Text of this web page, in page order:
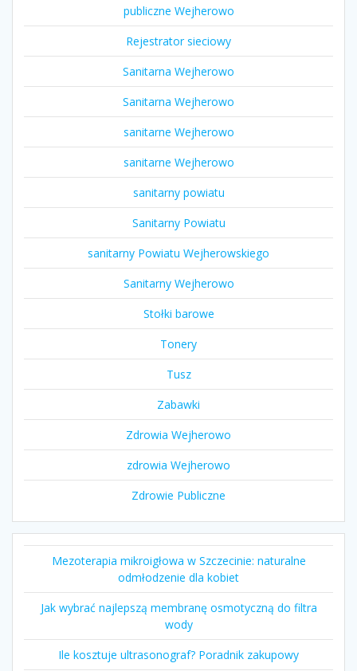
publiczne Wejherowo
Rejestrator sieciowy
Sanitarna Wejherowo
Sanitarna Wejherowo
sanitarne Wejherowo
sanitarne Wejherowo
sanitarny powiatu
Sanitarny Powiatu
sanitarny Powiatu Wejherowskiego
Sanitarny Wejherowo
Stołki barowe
Tonery
Tusz
Zabawki
Zdrowia Wejherowo
zdrowia Wejherowo
Zdrowie Publiczne
Mezoterapia mikroigłowa w Szczecinie: naturalne
odmłodzenie dla kobiet
Jak wybrać najlepszą membranę osmotyczną do filtra
wody
Ile kosztuje ultrasonograf? Poradnik zakupowy